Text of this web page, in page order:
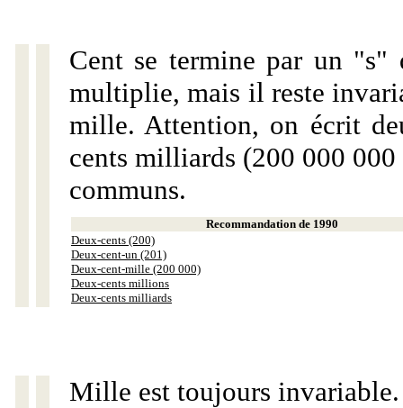
Cent se termine par un "s"
multiplie, mais il reste
mille. Attention, on écrit
cents milliards (200 000
communs.
Recommandation de 1990
Deux-cents (200)
Deux-cent-un (201)
Deux-cent-mille (200 000)
Deux-cents millions
Deux-cents milliards
Mille est toujours invariable.